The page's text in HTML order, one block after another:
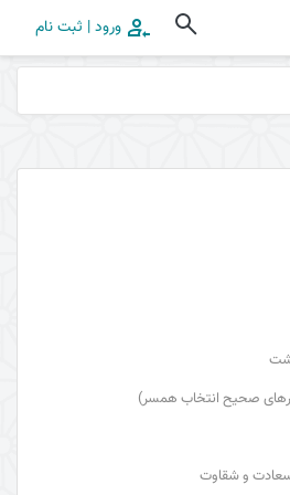
ورود | ثبت نام
صحیح انتخاب همسر)
سعادت و شقاوت